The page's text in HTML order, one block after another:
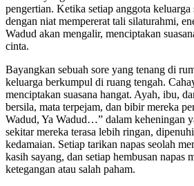
pengertian. Ketika setiap anggota keluarga
dengan niat mempererat tali silaturahmi,
Wadud akan mengalir, menciptakan
cinta.
Bayangkan sebuah sore yang tenang di
keluarga berkumpul di ruang tengah.
menciptakan suasana hangat. Ayah, ibu,
bersila, mata terpejam, dan bibir mereka
Wadud, Ya Wadud…” dalam keheningan
sekitar mereka terasa lebih ringan,
kedamaian. Setiap tarikan napas seolah
kasih sayang, dan setiap hembusan napas
ketegangan atau salah paham.